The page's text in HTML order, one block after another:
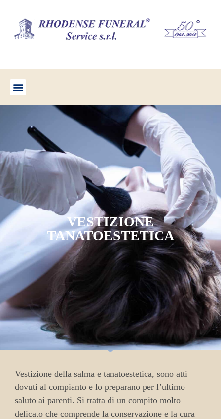
VESTIZIONE
TANATOESTETICA
Vestizione della salma e tanatoestetica, sono atti
dovuti al compianto e lo preparano per l’ultimo
saluto ai parenti. Si tratta di un compito molto
delicato che comprende la conservazione e la cura